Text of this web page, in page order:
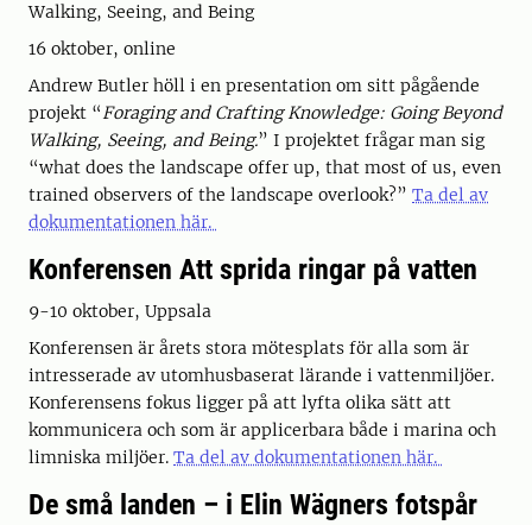
Walking, Seeing, and Being
16 oktober, online
Andrew Butler höll i en presentation om sitt pågående
projekt “Foraging and Crafting Knowledge: Going Beyond
Walking, Seeing, and Being.” I projektet frågar man sig
“what does the landscape offer up, that most of us, even
trained observers of the landscape overlook?” Ta del av
dokumentationen här.
Konferensen Att sprida ringar på vatten
9-10 oktober, Uppsala
Konferensen är årets stora mötesplats för alla som är
intresserade av utomhusbaserat lärande i vattenmiljöer.
Konferensens fokus ligger på att lyfta olika sätt att
kommunicera och som är applicerbara både i marina och
limniska miljöer. Ta del av dokumentationen här.
De små landen – i Elin Wägners fotspår